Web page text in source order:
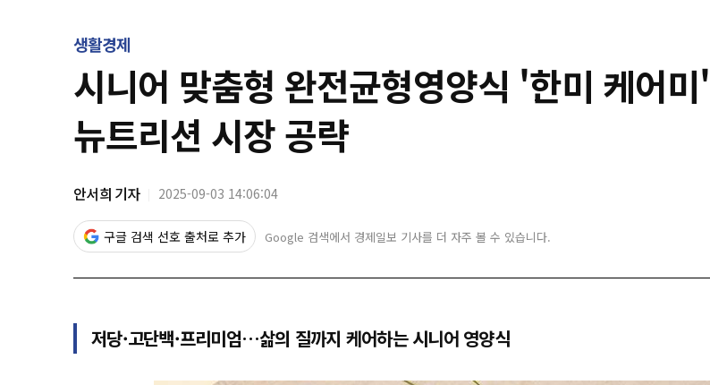
생활경제
시니어 맞춤형 완전균형영양식 '한미 케어
뉴트리션 시장 공략
안서희 기자 2025-09-03 14:06:04
구글 검색 선호 출처로 추가 Google 검색에서 경제일보 기사를 더 자주 볼 수 있습니다.
저당·고단백·프리미엄…삶의 질까지 케어하는 시니어 영양식